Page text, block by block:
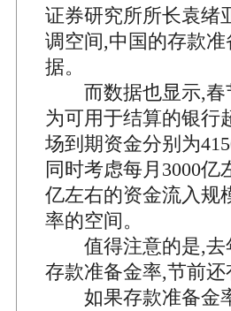
证券研究所所长袁绪
调空间,中国的存款
据。
而数据也显示,春
为可用于结算的银行
场到期资金分别为
同时考虑每月3000
亿左右的资金流入规
率的空间。
值得注意的是,去
存款准备金率,节前
如果存款准备金率